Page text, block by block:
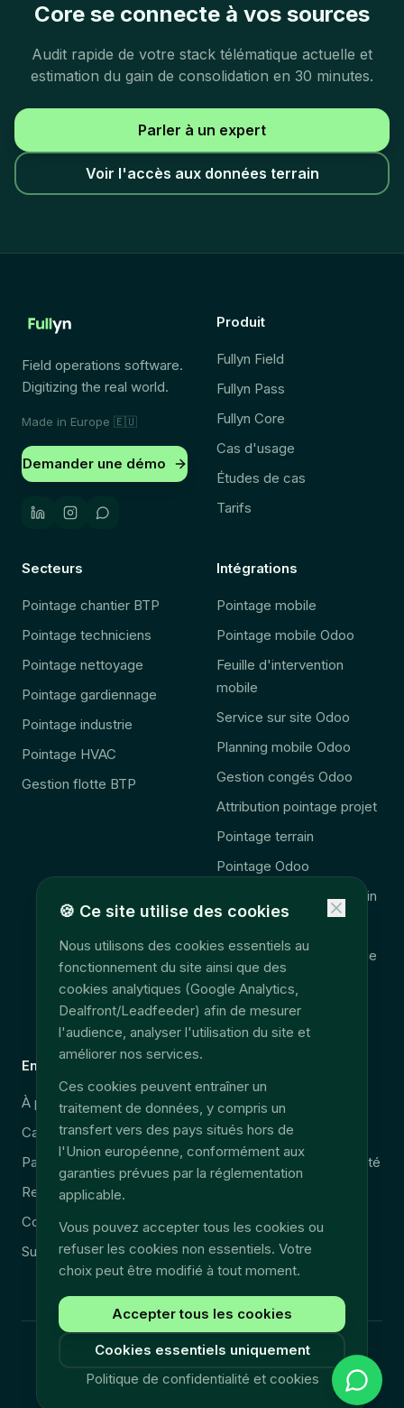
Core se connecte à vos sources
Audit rapide de votre stack télématique actuelle et
estimation du gain de consolidation en 30 minutes.
Parler à un expert
Voir l'accès aux données terrain
Field operations software.
Digitizing the real world.
Made in Europe 🇪🇺
Demander une démo
Produit
Fullyn Field
Fullyn Pass
Fullyn Core
Cas d'usage
Études de cas
Tarifs
Secteurs
Pointage chantier BTP
Pointage techniciens
Pointage nettoyage
Pointage gardiennage
Pointage industrie
Pointage HVAC
Gestion flotte BTP
Intégrations
Pointage mobile
Pointage mobile Odoo
Feuille d'intervention
mobile
Service sur site Odoo
Planning mobile Odoo
Gestion congés Odoo
Attribution pointage projet
Pointage terrain
Pointage Odoo
Complément Odoo terrain
Consolidation télématique
Accès données terrain
EU Data Act
Entreprise
À propos
Carrières
Partenaires
Ressources
Contact
Support technique
Sécurité & RGPD
Mentions légales
Politique de confidentialité
© 2026Fullyn.Tous droits réservés.
🍪 Ce site utilise des cookies
Nous utilisons des cookies essentiels au
fonctionnement du site ainsi que des
cookies analytiques (Google Analytics,
Dealfront/Leadfeeder) afin de mesurer
l'audience, analyser l'utilisation du site et
améliorer nos services.
Ces cookies peuvent entraîner un
traitement de données, y compris un
transfert vers des pays situés hors de
l'Union européenne, conformément aux
garanties prévues par la réglementation
applicable.
Vous pouvez accepter tous les cookies ou
refuser les cookies non essentiels. Votre
choix peut être modifié à tout moment.
Accepter tous les cookies
Cookies essentiels uniquement
Politique de confidentialité et cookies